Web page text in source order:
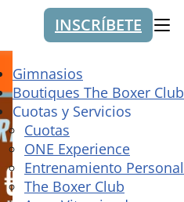
INSCRÍBETE
Gimnasios
Boutiques The Boxer Club
Cuotas y Servicios
Cuotas
ONE Experience
Entrenamiento Personal
The Boxer Club